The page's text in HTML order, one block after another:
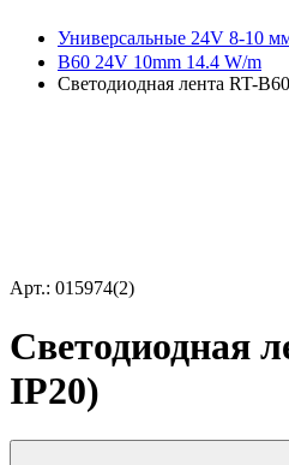
Универсальные 24V 8-10
B60 24V 10mm 14.4 W/m
Светодиодная лента RT-
Арт.: 015974(2)
Светодиодная
IP20)